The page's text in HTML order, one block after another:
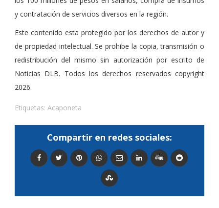
y contratación de servicios diversos en la región.
Este contenido esta protegido por los derechos de autor y
de propiedad intelectual. Se prohibe la copia, transmisión o
redistribución del mismo sin autorización por escrito de
Noticias DLB. Todos los derechos reservados copyright
2026.
Etiquetas: Acaponeta
Compartir en redes sociales: